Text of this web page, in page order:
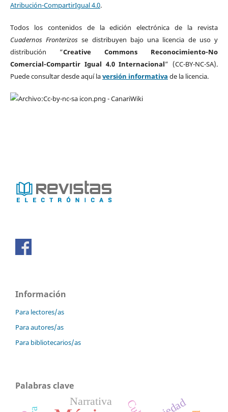
Atribución-CompartirIgual 4.0.
Todos los contenidos de la edición electrónica de la revista
Cuadernos Fronterizos se distribuyen bajo una licencia de uso y
distribución “Creative Commons Reconocimiento-No
Comercial-Compartir Igual 4.0 Internacional” (CC-BY-NC-SA).
Puede consultar desde aquí laversión informativa de la licencia.
Información
Para lectores/as
Para autores/as
Para bibliotecarios/as
Palabras clave
Narrativa